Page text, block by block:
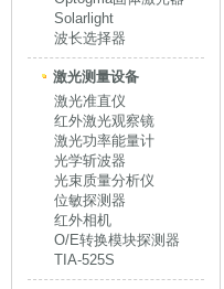
Solarlight
波长选择器
激光测量设备
激光准直仪
红外激光观察镜
激光功率能量计
光学斩波器
光束质量分析仪
位敏探测器
红外相机
O/E转换模块探测器
TIA-525S